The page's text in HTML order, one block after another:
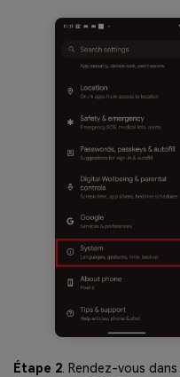
Étape 2. Rendez-vous dans